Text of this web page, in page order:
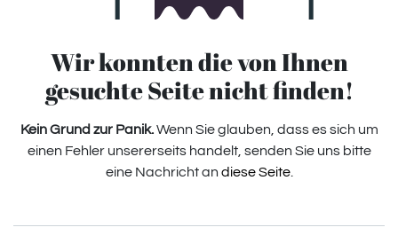
Fehler 404
Wir konnten die von Ihnen
gesuchte Seite nicht finden!
Kein Grund zur Panik.Wenn Sie glauben, dass es sich um
einen Fehler unsererseits handelt, senden Sie uns bitte
eine Nachricht an diese Seite.